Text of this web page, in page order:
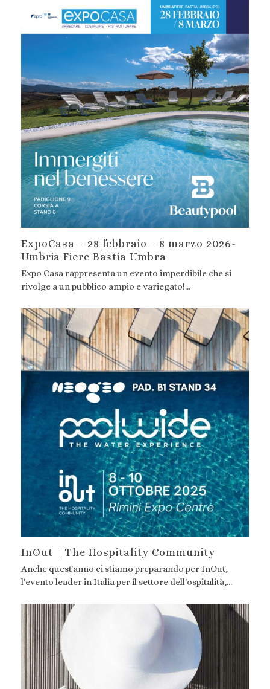
ExpoCasa – 28 febbraio – 8 marzo 2026-
Umbria Fiere Bastia Umbra
Expo Casa rappresenta un evento imperdibile che si
rivolge a un pubblico ampio e variegato!…
InOut | The Hospitality Community
Anche quest'anno ci stiamo preparando per InOut,
l'evento leader in Italia per il settore dell'ospitalità,…